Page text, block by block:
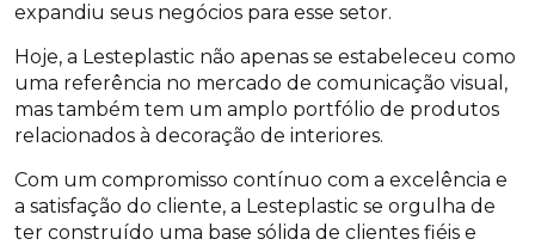
expandiu seus negócios para esse setor.
Hoje, a Lesteplastic não apenas se estabeleceu como
uma referência no mercado de comunicação visual,
mas também tem um amplo portfólio de produtos
relacionados à decoração de interiores.
Com um compromisso contínuo com a excelência e
a satisfação do cliente, a Lesteplastic se orgulha de
ter construído uma base sólida de clientes fiéis e